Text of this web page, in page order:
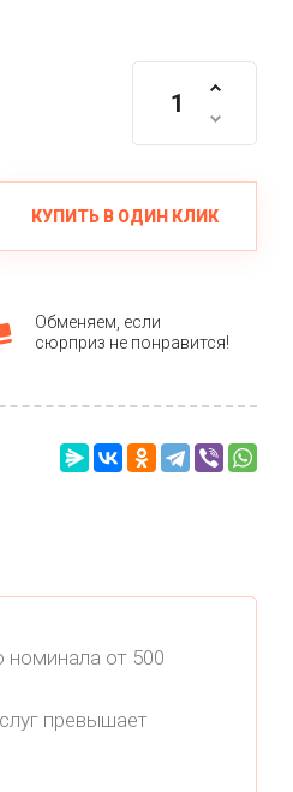
КУПИТЬ В ОДИН КЛИК
Обменяем, если
сюрприз не понравится!
от 500
превышает